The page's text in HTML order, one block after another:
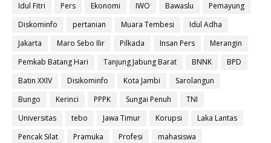
Idul Fitri
Pers Ekonomi IWO Bawaslu
Pemayung
Diskominfo
pertanian Muara Tembesi
Idul Adha
Jakarta
Maro Sebo Ilir Pilkada Insan Pers
Merangin
Pemkab Batang Hari
Tanjung Jabung Barat BNNK
BPD
Batin XXIV
Disikominfo Kota Jambi
Sarolangun
Bungo
Kerinci PPPK Sungai Penuh
TNI
Universitas
tebo Jawa Timur Korupsi
Laka Lantas
Pencak Silat
Pramuka Profesi
mahasiswa